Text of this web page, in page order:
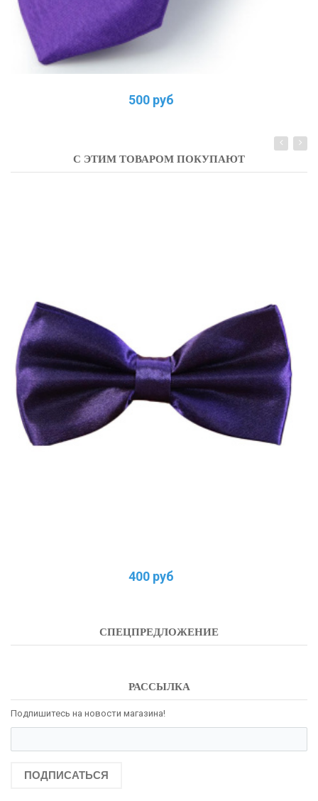
500 руб
С ЭТИМ ТОВАРОМ ПОКУПАЮТ
400 руб
СПЕЦПРЕДЛОЖЕНИЕ
РАССЫЛКА
Подпишитесь на новости магазина!
ПОДПИСАТЬСЯ